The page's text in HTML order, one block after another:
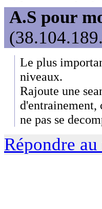
A.S pour
Le plus
niveaux.
Rajoute une
d'entrainement,
ne pas se
Répondre au